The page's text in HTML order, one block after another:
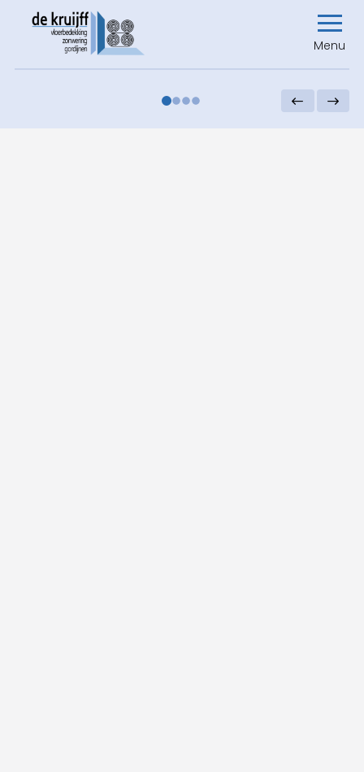
Menu
0 1 2 3